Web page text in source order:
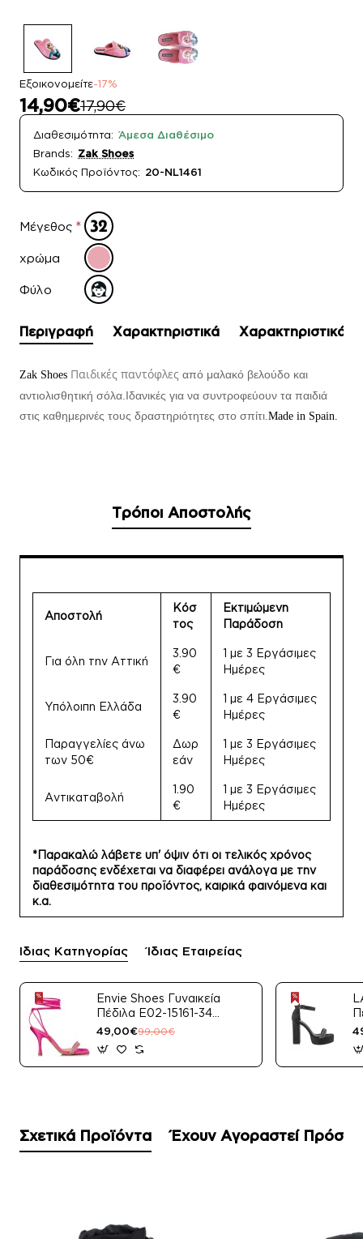
Εξοικονομείτε-17%
14,90€17,90€
Διαθεσιμότητα: Άμεσα Διαθέσιμο
Brands: Zak Shoes
Κωδικός Προϊόντος: 20-NL1461
Μέγεθος
χρώμα
Φύλο
Περιγραφή Χαρακτηριστικά Χαρακτηριστικά
Zak Shoes Παιδικές παντόφλες από μαλακό βελούδο και
αντιολισθητική σόλα.Ιδανικές για να συντροφεύουν τα παιδιά
στις καθημερινές τους δραστηριότητες στο σπίτι.Made in Spain.
Τρόποι Αποστολής
Αποστολή
Κόσ
τος
Εκτιμώμενη
Παράδοση
Για όλη την Αττική
3.90
€
1 με 3 Εργάσιμες
Ημέρες
Υπόλοιπη Ελλάδα
3.90
€
1 με 4 Εργάσιμες
Ημέρες
Παραγγελίες άνω
των 50€
Δωρ
εάν
1 με 3 Εργάσιμες
Ημέρες
Αντικαταβολή
1.90
€
1 με 3 Εργάσιμες
Ημέρες
*Παρακαλώ λάβετε υπ' όψιν ότι οι τελικός χρόνος
παράδοσης ενδέχεται να διαφέρει ανάλογα με την
διαθεσιμότητα του προϊόντος, καιρικά φαινόμενα και
κ.α.
Ίδιας Κατηγορίας Ίδιας Εταιρείας
Envie Shoes Γυναικεία
Πέδιλα E02-15161-34
Μαύρο Satin
49,00€99,00€
Σχετικά Προϊόντα Έχουν Αγοραστεί